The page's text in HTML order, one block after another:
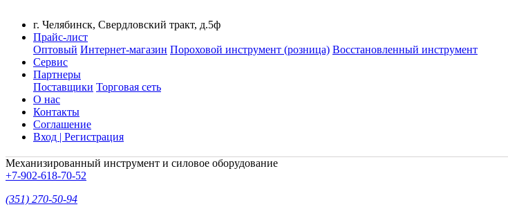
г. Челябинск, Свердловский тракт, д.5ф
Прайс-лист
Оптовый Интернет-магазин Пороховой инструмент (розница) Восстановленный инструмент
Сервис
Партнеры
Поставщики Торговая сеть
О нас
Контакты
Соглашение
Вход | Регистрация
Механизированный инструмент и силовое оборудование
+7-902-618-70-52
(351) 270-50-94